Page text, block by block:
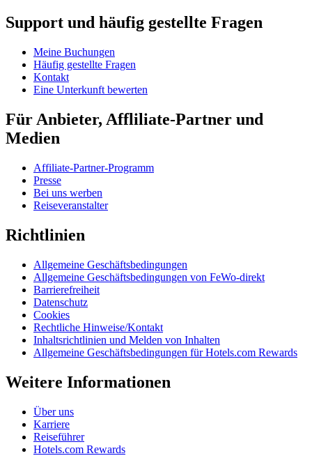
Support und häufig gestellte Fragen
Meine Buchungen
Häufig gestellte Fragen
Kontakt
Eine Unterkunft bewerten
Für Anbieter, Affliliate-Partner und
Medien
Affiliate-Partner-Programm
Presse
Bei uns werben
Reiseveranstalter
Richtlinien
Allgemeine Geschäftsbedingungen
Allgemeine Geschäftsbedingungen von FeWo-direkt
Barrierefreiheit
Datenschutz
Cookies
Rechtliche Hinweise/Kontakt
Inhaltsrichtlinien und Melden von Inhalten
Allgemeine Geschäftsbedingungen für Hotels.com Rewards
Weitere Informationen
Über uns
Karriere
Reiseführer
Hotels.com Rewards